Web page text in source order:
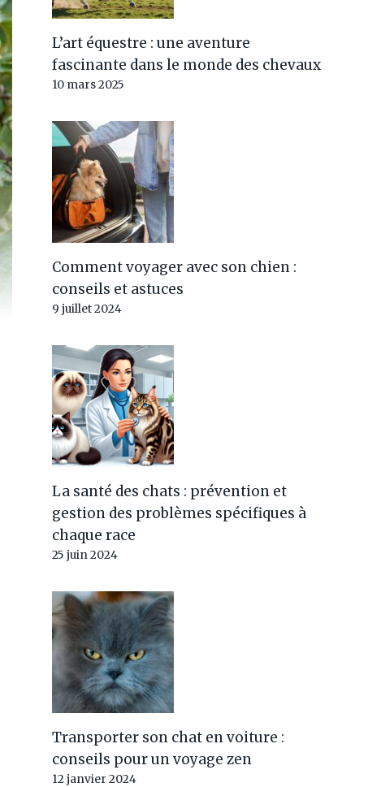
L’art équestre : une aventure
fascinante dans le monde des chevaux
10 mars 2025
Comment voyager avec son chien :
conseils et astuces
9 juillet 2024
La santé des chats : prévention et
gestion des problèmes spécifiques à
chaque race
25 juin 2024
Transporter son chat en voiture :
conseils pour un voyage zen
12 janvier 2024